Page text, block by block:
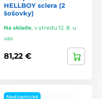
HELLBOY sclera (2
šošovky)
Na sklade, v stredu 12. 8. u
vás
81,22 €
Nedioptrické